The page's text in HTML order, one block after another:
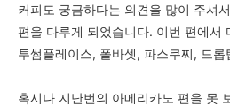
커피도 궁금하다는 의견을 많이 주셔
편을 다루게 되었습니다. 이번 편에서
투썸플레이스, 폴바셋, 파스쿠찌, 드
혹시나 지난번의 아메리카노 편을 못